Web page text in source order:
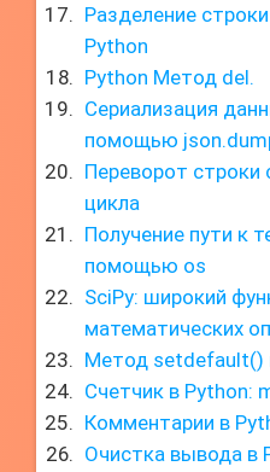
Разделение
Python
Python Метод del.
Сериализация
помощью
Переворот строки
цикла
Получение пути к
помощью os
SciPy: широкий
математических
Метод setdefault()
Счетчик в Python:
Комментарии в
Очистка вывода в